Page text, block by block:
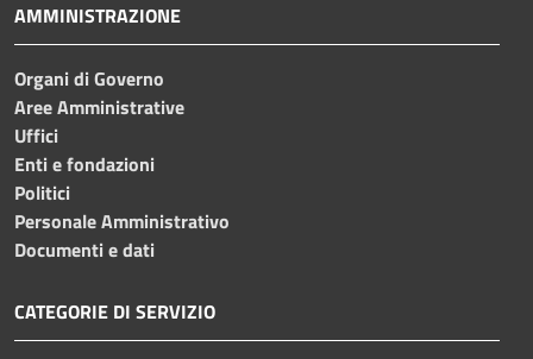
AMMINISTRAZIONE
Organi di Governo
Aree Amministrative
Uffici
Enti e fondazioni
Politici
Personale Amministrativo
Documenti e dati
CATEGORIE DI SERVIZIO